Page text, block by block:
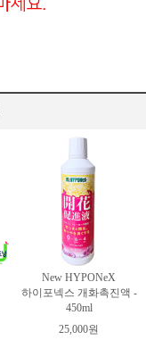
New HYPONeX
하이포넥스 개화촉진액 -
450ml
25,000원